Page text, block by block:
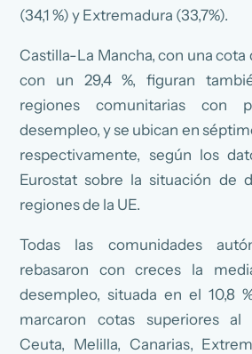
(34,1 %) y Extremadura (33,7%).
Castilla-La Mancha, con una cota
con un 29,4 %, figuran
regiones comunitarias con
desempleo, y se ubican en
respectivamente, según los
Eurostat sobre la situación de
regiones de la UE.
Todas las comunidades
rebasaron con creces la
desempleo, situada en el 10,8
marcaron cotas superiores al
Ceuta, Melilla, Canarias,